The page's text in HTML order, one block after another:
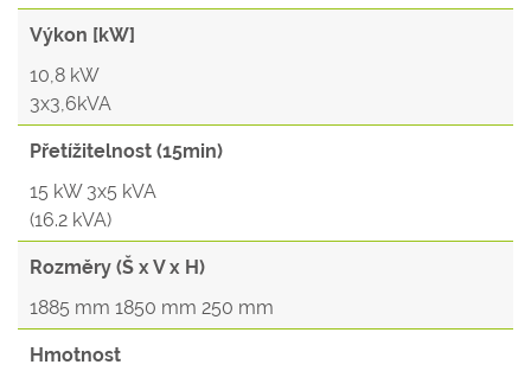
Výkon [kW]
10,8 kW
3x3,6kVA
Přetížitelnost (15min)
15 kW 3x5 kVA
(16.2 kVA)
Rozměry (Š x V x H)
1885 mm 1850 mm 250 mm
Hmotnost